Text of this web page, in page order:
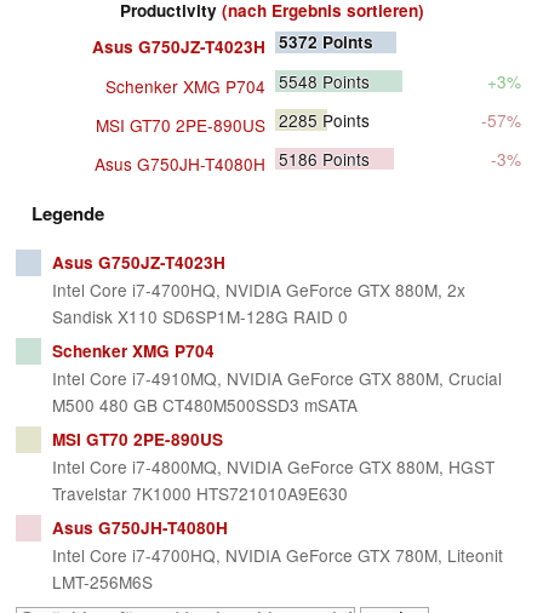
Productivity (nach Ergebnis sortieren)
Asus G750JZ-T4023H
5372 Points
Schenker XMG P704 5548 Points
+3%
MSI GT70 2PE-890US 2285 Points
-57%
Asus G750JH-T4080H 5186 Points -3%
Legende
Asus G750JZ-T4023H
Intel Core i7-4700HQ, NVIDIA GeForce GTX 880M, 2x
Sandisk X110 SD6SP1M-128G RAID 0
Schenker XMG P704
Intel Core i7-4910MQ, NVIDIA GeForce GTX 880M, Crucial
M500 480 GB CT480M500SSD3 mSATA
MSI GT70 2PE-890US
Intel Core i7-4800MQ, NVIDIA GeForce GTX 880M, HGST
Travelstar 7K1000 HTS721010A9E630
Asus G750JH-T4080H
Intel Core i7-4700HQ, NVIDIA GeForce GTX 780M, Liteonit
LMT-256M6S